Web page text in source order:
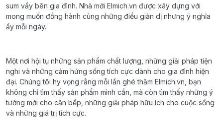
sum vầy bên gia đình. Nhà mới Elmich.vn được xây dựng với
mong muốn đồng hành cùng những điều giản dị nhưng ý nghĩa
ấy mỗi ngày.
Một nơi hội tụ những sản phẩm chất lượng, những giải pháp tiện
nghi và những cảm hứng sống tích cực dành cho gia đình hiện
đại. Chúng tôi hy vọng rằng mỗi lần ghé thăm Elmich.vn, bạn
không chỉ tìm thấy sản phẩm mình cần, mà còn tìm thấy những ý
tưởng mới cho căn bếp, những giải pháp hữu ích cho cuộc sống
và những giá trị tích cực.